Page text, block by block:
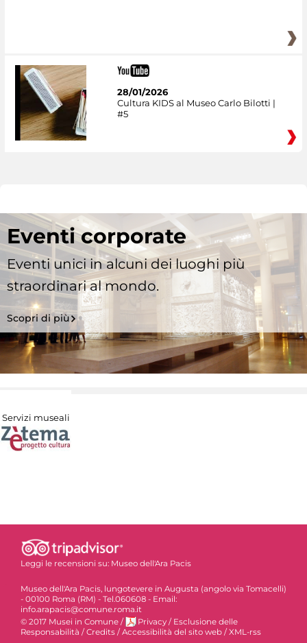
28/01/2026
Cultura KIDS al Museo Carlo Bilotti |
#5
Eventi corporate
Eventi unici in alcuni dei luoghi più
straordinari al mondo.
Scopri di più
Servizi museali
Leggi le recensioni su: Museo dell'Ara Pacis
Museo dell'Ara Pacis, lungotevere in Augusta (angolo via Tomacelli)
- 00100 Roma (RM) - Tel.060608 - Email:
info.arapacis@comune.roma.it
© 2017 Musei in Comune / Privacy / Esclusione delle
Responsabilità /Credits /Accessibilità del sito web /XML-rss